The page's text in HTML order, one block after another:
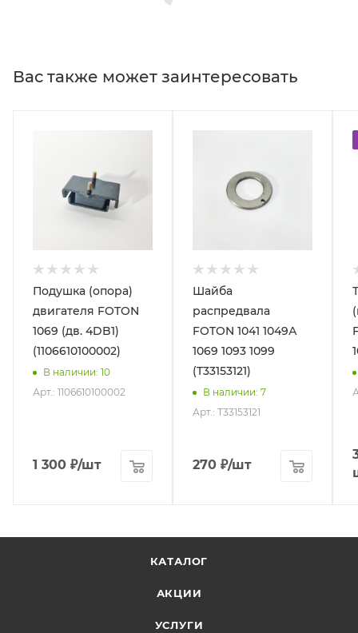
Вас также может заинтересовать
Подушка (опора)
двигателя FOTON
1069 (дв. 4DB1)
(1106610100002)
В наличии: 10
Арт.: 1106610100002
1 300 ₽/шт
Шайба
распредвала
FOTON 1041 1049А
1069 1093 1099
(T33153121)
В наличии: 7
Арт.: T33153121
270 ₽/шт
КАТАЛОГ
АКЦИИ
УСЛУГИ